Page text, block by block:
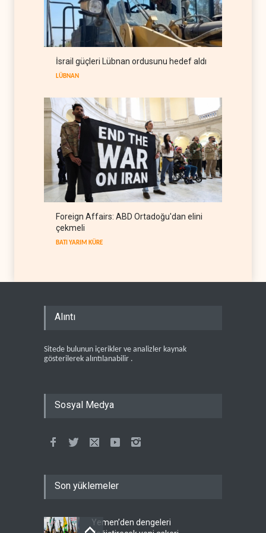
yerine askeri üs projesi
FİLİSTİN 07 Ağustos 2026
ateşkesten bu yana 300
İsrail güçleri Lübnan ordusunu hedef aldı
LÜBNAN
Foreign Affairs: ABD Ortadoğu'dan elini
çekmeli
BATI YARIM KÜRE
Alıntı
Sitede bulunun içerikler ve analizler kaynak
gösterilerek alıntılanabilir .
Sosyal Medya
Son yüklemeler
Yemen’den dengeleri